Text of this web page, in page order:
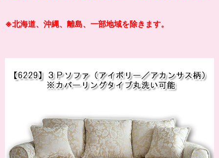
※北海道、沖縄、離島、一部地域を除きます。